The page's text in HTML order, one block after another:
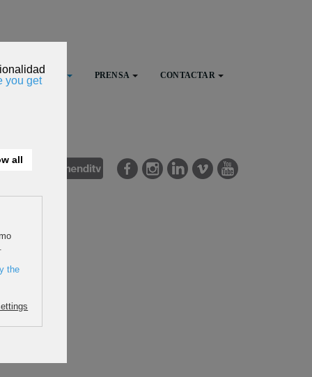
FESTIVAL PRENSA CONTACTAR